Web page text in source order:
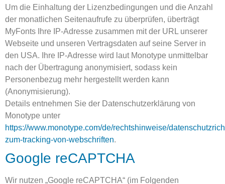
Um die Einhaltung der Lizenzbedingungen und die Anzahl
der monatlichen Seitenaufrufe zu überprüfen, überträgt
MyFonts Ihre IP-Adresse zusammen mit der URL unserer
Webseite und unseren Vertragsdaten auf seine Server in
den USA. Ihre IP-Adresse wird laut Monotype unmittelbar
nach der Übertragung anonymisiert, sodass kein
Personenbezug mehr hergestellt werden kann
(Anonymisierung).
Details entnehmen Sie der Datenschutzerklärung von
Monotype unter
https://www.monotype.com/de/rechtshinweise/
zum-tracking-von-webschriften.
Google reCAPTCHA
Wir nutzen „Google reCAPTCHA“ (im Folgenden